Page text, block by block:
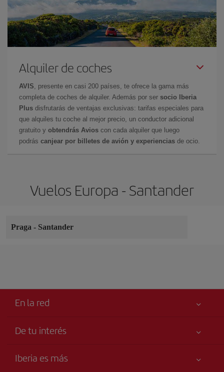
Alquiler de coches
AVIS , presente en casi 200 países, te ofrece la gama más
completa de coches de alquiler. Además por ser socio Iberia
Plus disfrutarás de ventajas exclusivas: tarifas especiales para
que alquiles tu coche al mejor precio, un conductor adicional
gratuito y obtendrás Avios con cada alquiler que luego
podrás canjear por billetes de avión y experiencias de ocio.
Vuelos Europa - Santander
Praga - Santander
En la red
De tu interés
Accesibilidad
Iberia es más